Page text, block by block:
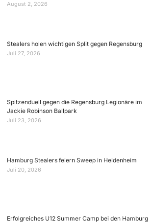
August 2, 2026
Stealers holen wichtigen Split gegen Regensburg
Juli 27, 2026
Spitzenduell gegen die Regensburg Legionäre im
Jackie Robinson Ballpark
Juli 23, 2026
Hamburg Stealers feiern Sweep in Heidenheim
Juli 20, 2026
Erfolgreiches U12 Summer Camp bei den Hamburg